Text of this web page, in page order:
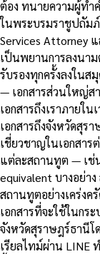
ต้อง ทนายความผู้ทำ
ในพระบรมราชูปถัม
Services Attorney
เป็นพยานการลงนา
รับรองทุกครั้งลงในส
— เอกสารส่วนใหญ่ส
เอกสารถึงเราภายใ
เอกสารถึงจังหวัดสุร
เชี่ยวชาญในเอกสาร
แต่ละสถานทูต — เช่
equivalent บางอย่า
สถานทูตอย่างเคร่ง
เอกสารที่จะใช้ในกร
จังหวัดสุราษฎร์ธานีโ
เรียลไทม์ผ่าน LINE